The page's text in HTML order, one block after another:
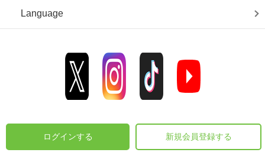
Language
ログインする 新規会員登録する